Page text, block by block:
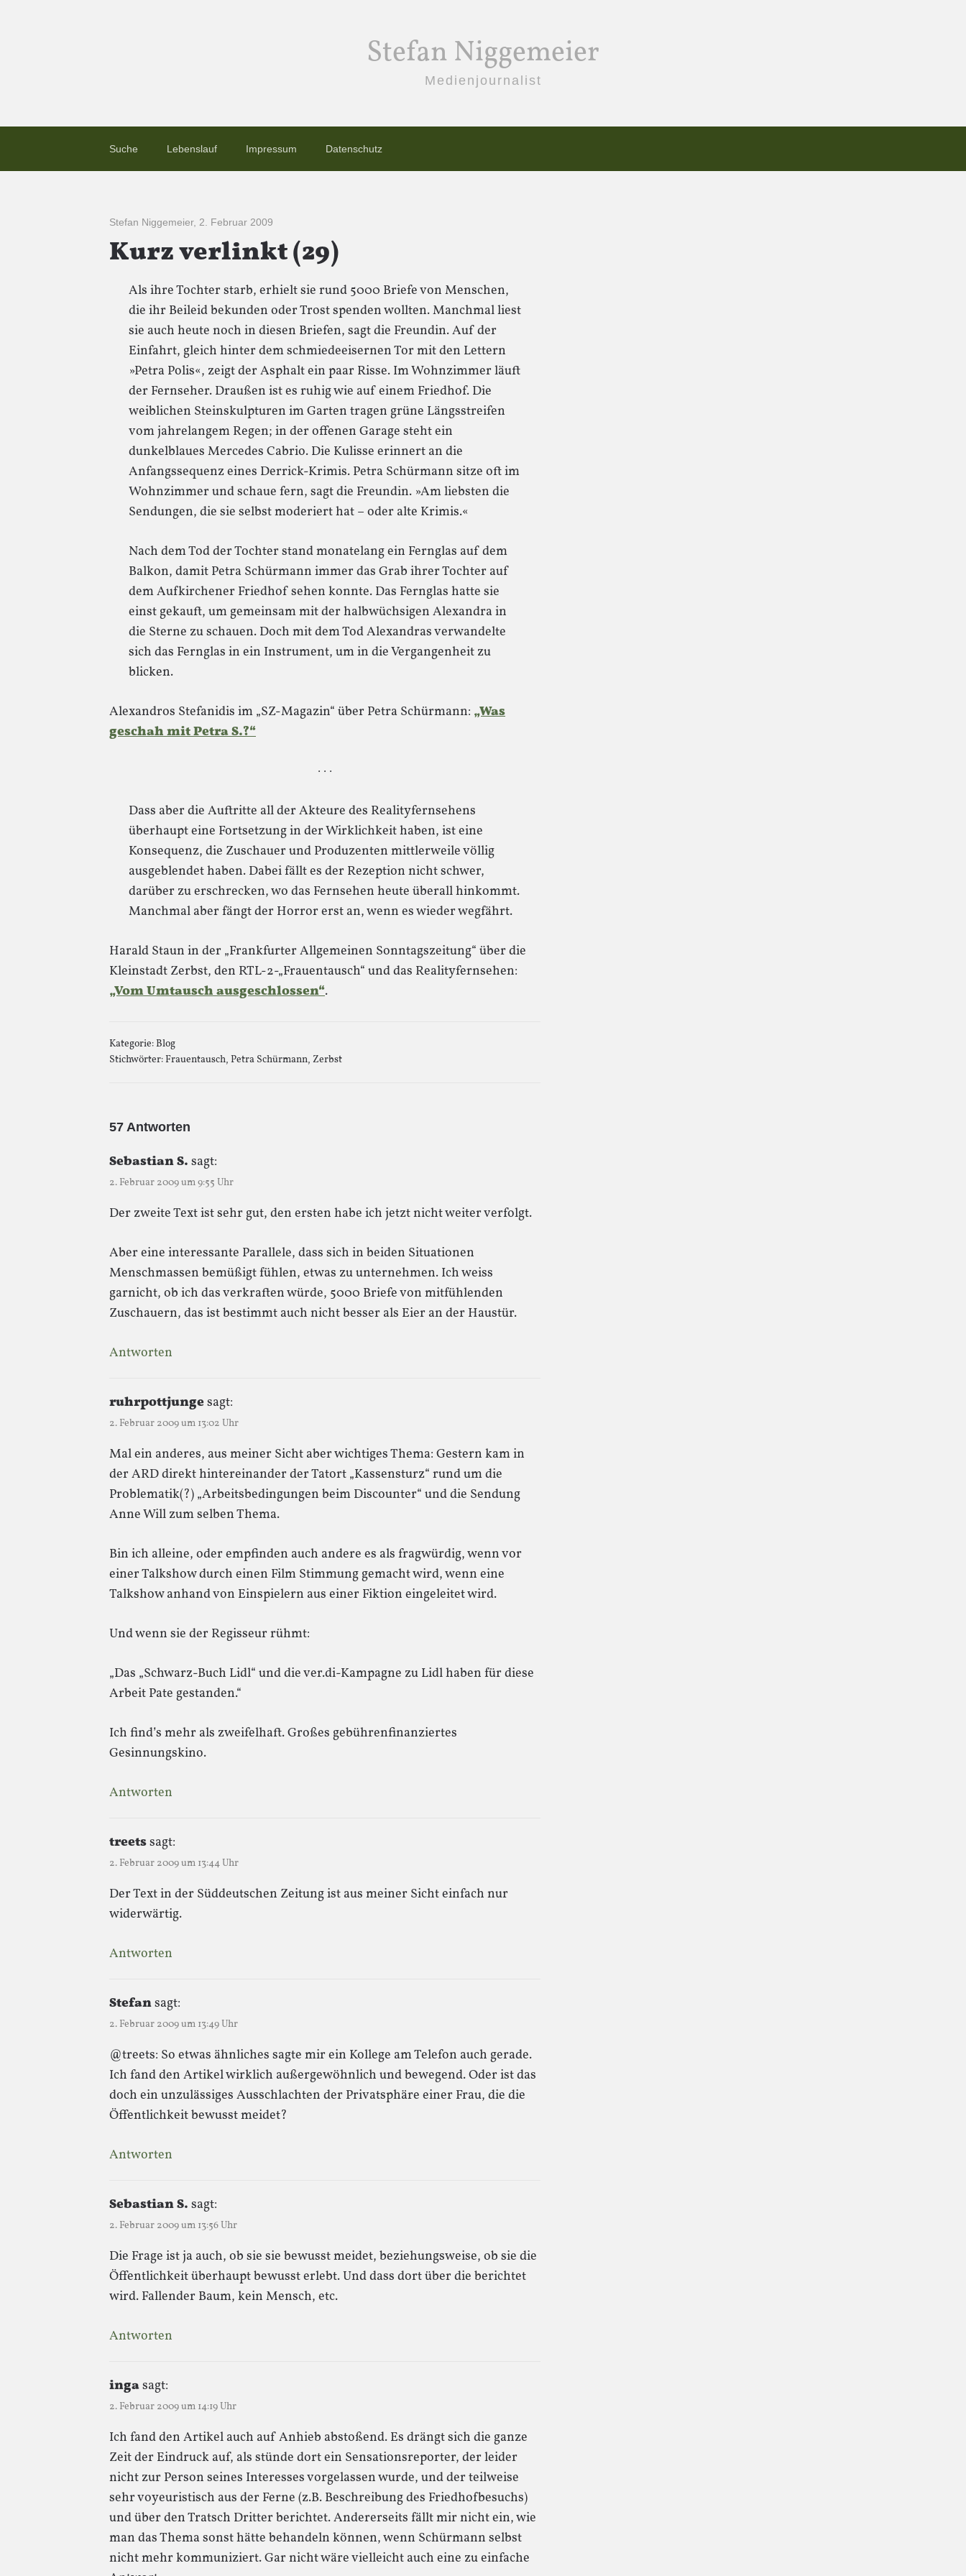
Stefan Niggemeier
Medienjournalist
Suche Lebenslauf Impressum Datenschutz
Stefan Niggemeier, 2. Februar 2009
Kurz verlinkt (29)
Als ihre Tochter starb, erhielt sie rund 5000 Briefe von Menschen,
die ihr Beileid bekunden oder Trost spenden wollten. Manchmal liest
sie auch heute noch in diesen Briefen, sagt die Freundin. Auf der
Einfahrt, gleich hinter dem schmiedeeisernen Tor mit den Lettern
»Petra Polis«, zeigt der Asphalt ein paar Risse. Im Wohnzimmer läuft
der Fernseher. Draußen ist es ruhig wie auf einem Friedhof. Die
weiblichen Steinskulpturen im Garten tragen grüne Längsstreifen
vom jahrelangem Regen; in der offenen Garage steht ein
dunkelblaues Mercedes Cabrio. Die Kulisse erinnert an die
Anfangssequenz eines Derrick-Krimis. Petra Schürmann sitze oft im
Wohnzimmer und schaue fern, sagt die Freundin. »Am liebsten die
Sendungen, die sie selbst moderiert hat – oder alte Krimis.«
Nach dem Tod der Tochter stand monatelang ein Fernglas auf dem
Balkon, damit Petra Schürmann immer das Grab ihrer Tochter auf
dem Aufkirchener Friedhof sehen konnte. Das Fernglas hatte sie
einst gekauft, um gemeinsam mit der halbwüchsigen Alexandra in
die Sterne zu schauen. Doch mit dem Tod Alexandras verwandelte
sich das Fernglas in ein Instrument, um in die Vergangenheit zu
blicken.
Alexandros Stefanidis im „SZ-Magazin“ über Petra Schürmann: „Was
geschah mit Petra S.?“
· · ·
Dass aber die Auftritte all der Akteure des Realityfernsehens
überhaupt eine Fortsetzung in der Wirklichkeit haben, ist eine
Konsequenz, die Zuschauer und Produzenten mittlerweile völlig
ausgeblendet haben. Dabei fällt es der Rezeption nicht schwer,
darüber zu erschrecken, wo das Fernsehen heute überall hinkommt.
Manchmal aber fängt der Horror erst an, wenn es wieder wegfährt.
Harald Staun in der „Frankfurter Allgemeinen Sonntagszeitung“ über die
Kleinstadt Zerbst, den RTL-2-„Frauentausch“ und das Realityfernsehen:
„Vom Umtausch ausgeschlossen“.
Kategorie:Blog
Stichwörter:Frauentausch, Petra Schürmann, Zerbst
57 Antworten
Sebastian S. sagt:
2. Februar 2009 um 9:55 Uhr
Der zweite Text ist sehr gut, den ersten habe ich jetzt nicht weiter verfolgt.
Aber eine interessante Parallele, dass sich in beiden Situationen
Menschmassen bemüßigt fühlen, etwas zu unternehmen. Ich weiss
garnicht, ob ich das verkraften würde, 5000 Briefe von mitfühlenden
Zuschauern, das ist bestimmt auch nicht besser als Eier an der Haustür.
Antworten
ruhrpottjungesagt:
2. Februar 2009 um 13:02 Uhr
Mal ein anderes, aus meiner Sicht aber wichtiges Thema: Gestern kam in
der ARD direkt hintereinander der Tatort „Kassensturz“ rund um die
Problematik(?) „Arbeitsbedingungen beim Discounter“ und die Sendung
Anne Will zum selben Thema.
Bin ich alleine, oder empfinden auch andere es als fragwürdig, wenn vor
einer Talkshow durch einen Film Stimmung gemacht wird, wenn eine
Talkshow anhand von Einspielern aus einer Fiktion eingeleitet wird.
Und wenn sie der Regisseur rühmt:
„Das „Schwarz-Buch Lidl“ und die ver.di-Kampagne zu Lidl haben für diese
Arbeit Pate gestanden.“
Ich find’s mehr als zweifelhaft. Großes gebührenfinanziertes
Gesinnungskino.
Antworten
treetssagt:
2. Februar 2009 um 13:44 Uhr
Der Text in der Süddeutschen Zeitung ist aus meiner Sicht einfach nur
widerwärtig.
Antworten
Stefansagt:
2. Februar 2009 um 13:49 Uhr
@treets: So etwas ähnliches sagte mir ein Kollege am Telefon auch gerade.
Ich fand den Artikel wirklich außergewöhnlich und bewegend. Oder ist das
doch ein unzulässiges Ausschlachten der Privatsphäre einer Frau, die die
Öffentlichkeit bewusst meidet?
Antworten
Sebastian S. sagt:
2. Februar 2009 um 13:56 Uhr
Die Frage ist ja auch, ob sie sie bewusst meidet, beziehungsweise, ob sie die
Öffentlichkeit überhaupt bewusst erlebt. Und dass dort über die berichtet
wird. Fallender Baum, kein Mensch, etc.
Antworten
ingasagt:
2. Februar 2009 um 14:19 Uhr
Ich fand den Artikel auch auf Anhieb abstoßend. Es drängt sich die ganze
Zeit der Eindruck auf, als stünde dort ein Sensationsreporter, der leider
nicht zur Person seines Interesses vorgelassen wurde, und der teilweise
sehr voyeuristisch aus der Ferne (z.B. Beschreibung des Friedhofbesuchs)
und über den Tratsch Dritter berichtet. Andererseits fällt mir nicht ein, wie
man das Thema sonst hätte behandeln können, wenn Schürmann selbst
nicht mehr kommuniziert. Gar nicht wäre vielleicht auch eine zu einfache